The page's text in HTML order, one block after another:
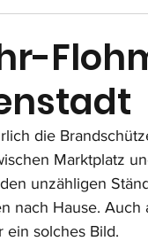
die
Marktplatz
unzähligen
nach Hause.
ein solches Bild.